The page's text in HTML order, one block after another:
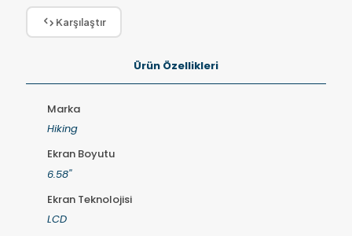
Karşılaştır
Ürün Özellikleri
Marka
Hiking
Ekran Boyutu
6.58''
Ekran Teknolojisi
LCD